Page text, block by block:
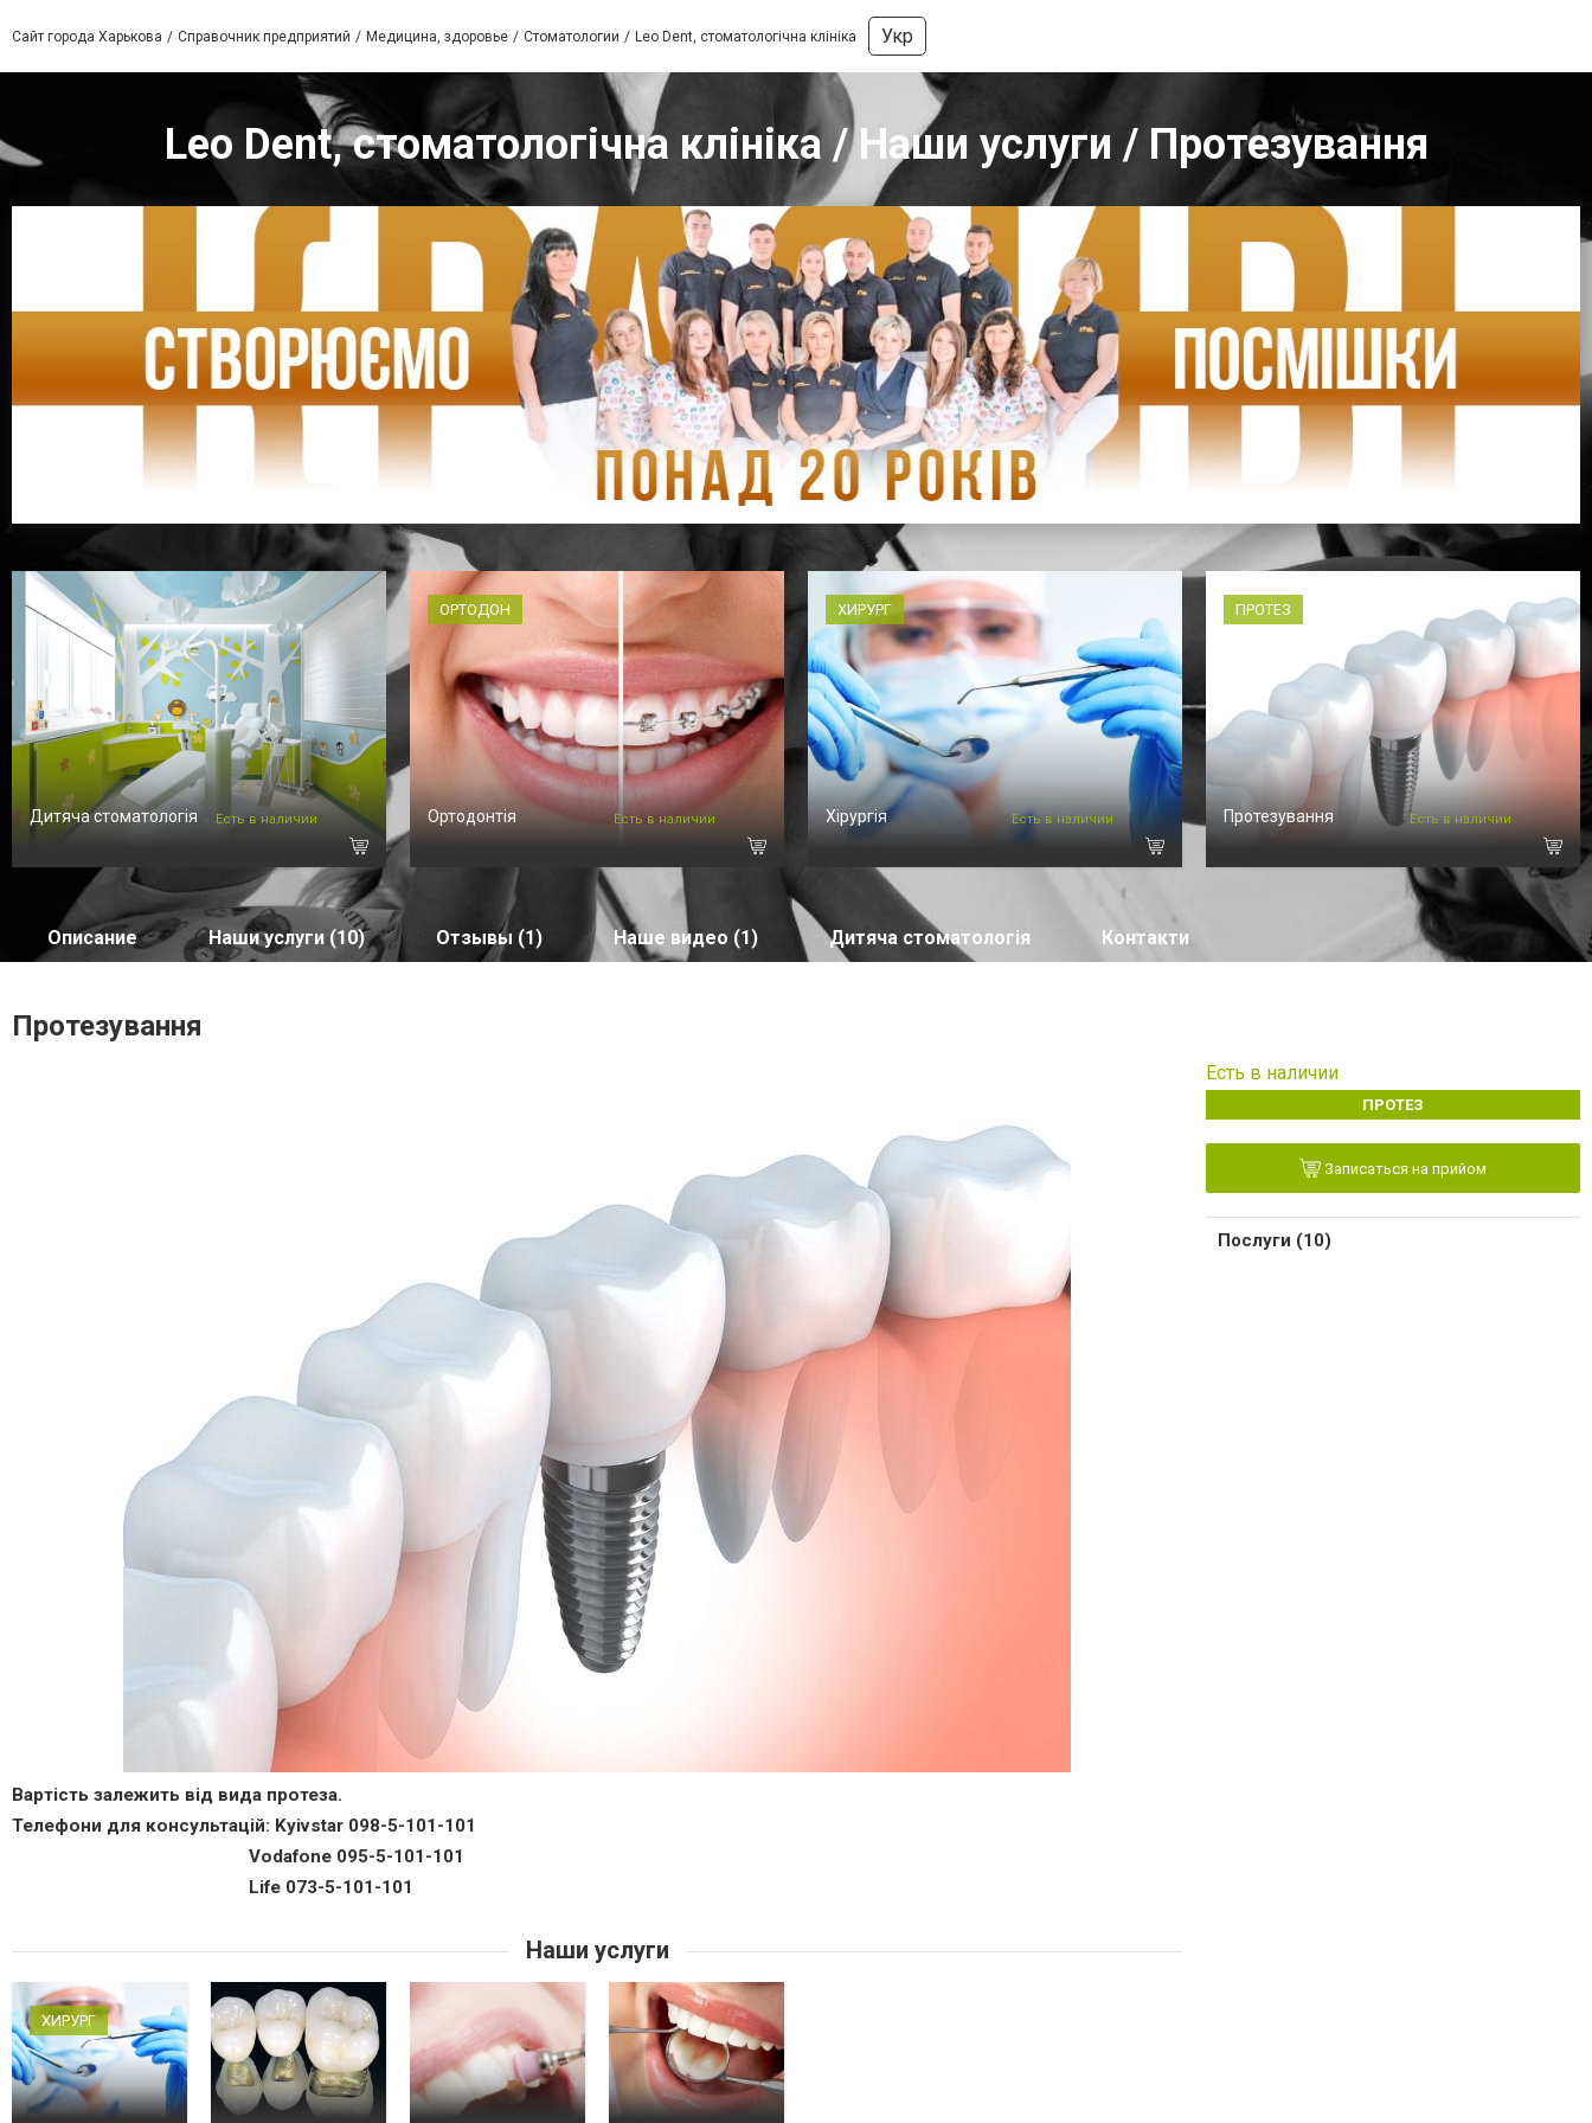
Сайт города Харькова Справочник предприятий Медицина, здоровье Стоматологии Leo Dent, стоматологічна клініка Укр
Leo Dent, стоматологічна клініка / Наши услуги / Протезування
Дитяча стоматологія Есть в наличии
ОРТОДОН
Ортодонтія Есть в наличии
ХИРУРГ
Хірургія Есть в наличии
ПРОТЕЗ
Протезування Есть в наличии
Описание Наши услуги (10) Отзывы (1) Наше видео (1) Дитяча стоматологія Контакти
Протезування
Вартість залежить від вида протеза.
Телефони для консультацій: Kyivstar 098-5-101-101
Vodafone 095-5-101-101
Life 073-5-101-101
Есть в наличии
ПРОТЕЗ
Записаться на прийом
Послуги (10)
Наши услуги
ХИРУРГ